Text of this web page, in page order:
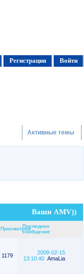
Регистрация Войти
Активные темы
Ваши AMV))
ПросмотровПоследнее
сообщение
1179
2008-02-15
13:10:40 AmaLia